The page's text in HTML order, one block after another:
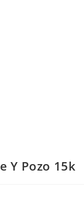
Y Pozo 15k